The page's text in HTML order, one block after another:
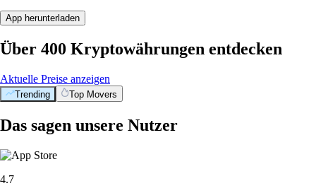
App herunterladen
Über 400 Kryptowährungen entdecken
Aktuelle Preise anzeigen
Trending Top Movers
Das sagen unsere Nutzer
4.7